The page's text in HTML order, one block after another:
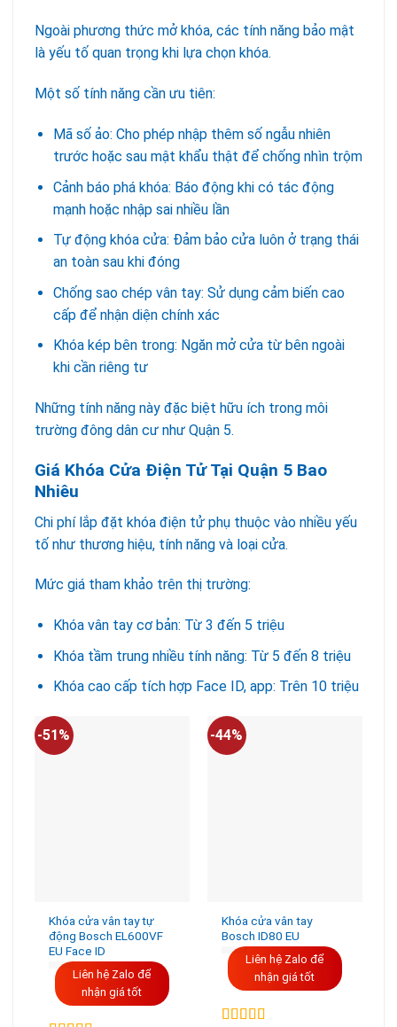
Ngoài phương thức mở khóa, các tính năng bảo mật
là yếu tố quan trọng khi lựa chọn khóa.
Một số tính năng cần ưu tiên:
Mã số ảo: Cho phép nhập thêm số ngẫu nhiên
trước hoặc sau mật khẩu thật để chống nhìn trộm
Cảnh báo phá khóa: Báo động khi có tác động
mạnh hoặc nhập sai nhiều lần
Tự động khóa cửa: Đảm bảo cửa luôn ở trạng thái
an toàn sau khi đóng
Chống sao chép vân tay: Sử dụng cảm biến cao
cấp để nhận diện chính xác
Khóa kép bên trong: Ngăn mở cửa từ bên ngoài
khi cần riêng tư
Những tính năng này đặc biệt hữu ích trong môi
trường đông dân cư như Quận 5.
Giá Khóa Cửa Điện Tử Tại Quận 5 Bao
Nhiêu
Chi phí lắp đặt khóa điện tử phụ thuộc vào nhiều yếu
tố như thương hiệu, tính năng và loại cửa.
Mức giá tham khảo trên thị trường:
Khóa vân tay cơ bản: Từ 3 đến 5 triệu
Khóa tầm trung nhiều tính năng: Từ 5 đến 8 triệu
Khóa cao cấp tích hợp Face ID, app: Trên 10 triệu
-51%
Khóa cửa vân tay tự
động Bosch EL600VF
EU Face ID
Liên hệ Zalo để
nhận giá tốt
-44%
Khóa cửa vân tay
Bosch ID80 EU
Liên hệ Zalo để
nhận giá tốt